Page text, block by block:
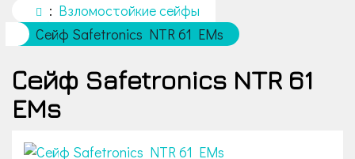
Взломостойкие сейфы
Сейф Safetronics NTR 61 EMs
Сейф Safetronics NTR 61
EMs